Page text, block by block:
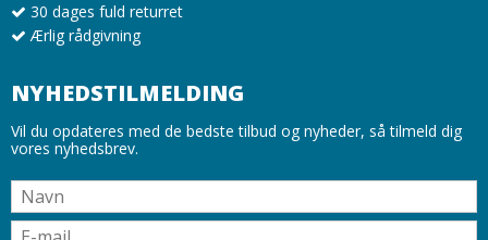
30 dages fuld returret
Ærlig rådgivning
NYHEDSTILMELDING
Vil du opdateres med de bedste tilbud og nyheder, så tilmeld dig
vores nyhedsbrev.